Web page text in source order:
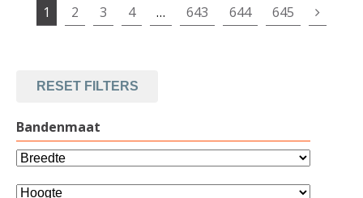
1 2 3 4 … 643 644 645
RESET FILTERS
Bandenmaat